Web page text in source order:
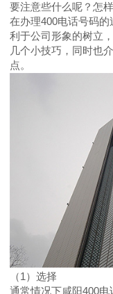
要注意些什么呢？怎
在办理400电话号码
利于公司形象的树立
几个小技巧，同时也
点。
（1）选择
通常情况下咸阳400